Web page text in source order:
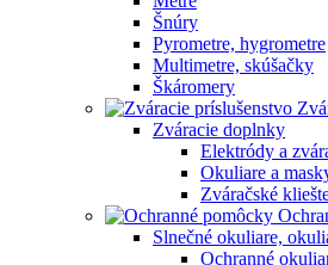
Šnúry
Pyrometre, hygrometre
Multimetre, skúšačky
Škáromery
Zváracie doplnky
Elektródy a
Okuliare a
Zváračské
Slnečné okuliare,
Ochranné